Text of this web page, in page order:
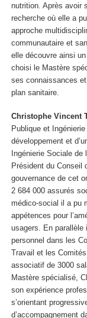
nutrition. Après avoir
recherche où elle a
approche
communautaire et
elle découvre ainsi
choisi le Mastère
ses connaissances
plan sanitaire.
Christophe Vincent
Publique et
développement et
Ingénierie Sociale
Président du Conseil
gouvernance de cet
2 684 000 assurés
médico-social il a pu
appétences pour
usagers. En parallèle
personnel dans les
Travail et les
associatif de 3000
Mastère spécialisé,
son expérience
s’orientant
d’accompagnement